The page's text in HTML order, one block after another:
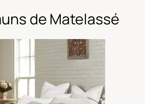
de Matelassé